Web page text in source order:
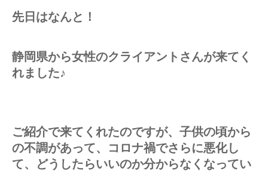
先日はなんと！
静岡県から女性のクライアントさんが来てく
れました♪
ご紹介で来てくれたのですが、子供の頃から
の不調があって、コロナ禍でさらに悪化し
て、どうしたらいいのか分からなくなってい